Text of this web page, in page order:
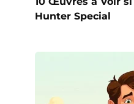
Hunter Special